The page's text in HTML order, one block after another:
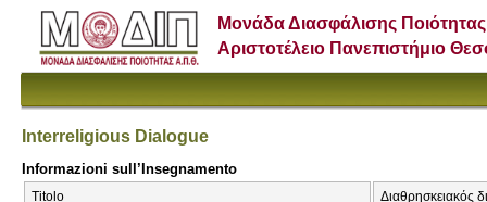
Μονάδα Διασφάλισης Ποιότητας
Αριστοτέλειο Πανεπιστήμιο
Interreligious Dialogue
Informazioni sull’Insegnamento
Titolo Διαθρησκειακός